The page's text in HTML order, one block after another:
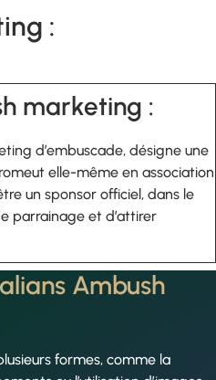
:
marketing :
d’embuscade, désigne une
elle-même en association
un sponsor officiel, dans le
parrainage et d’attirer
Ambush
formes, comme la